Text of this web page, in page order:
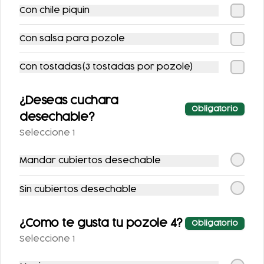
COMBO
BANQUETAZO
$239.00
CHILAQUILES CON
-12% -15%
Con chile piquin
Con salsa para pozole
Con tostadas(3 tostadas por pozole)
¿Deseas cuchara
desechable?
Obligatorio
Seleccione 1
Mandar cubiertos desechable
Sin cubiertos desechable
¿Como te gusta tu pozole 4? Obligatorio
Seleccione 1